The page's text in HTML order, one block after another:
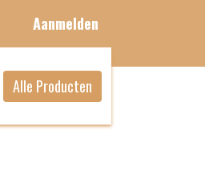
Aanmelden
Alle Producten